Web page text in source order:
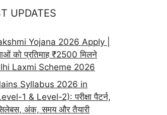
UPDATES
Yojana 2026 Apply |
को प्रतिमाह ₹2500 मिलने
Laxmi Scheme 2026
Syllabus 2026 in
1 & Level-2): परीक्षा पैटर्न,
सिलेबस, अंक, समय और तैयारी